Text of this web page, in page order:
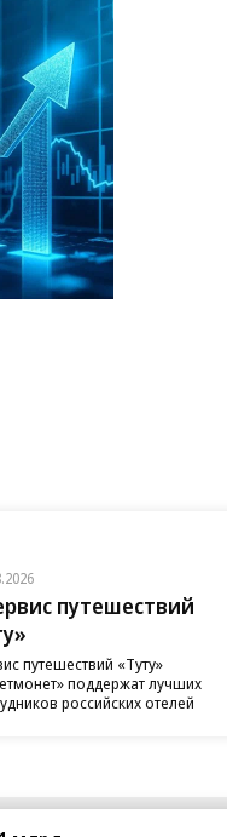
путешествий
путешествий «Туту»
поддержат лучших
российских отелей